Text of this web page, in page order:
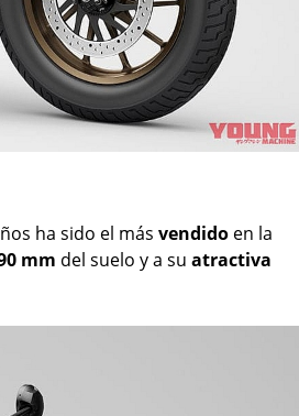
ha sido el más vendido en la
mm del suelo y a su atractiva